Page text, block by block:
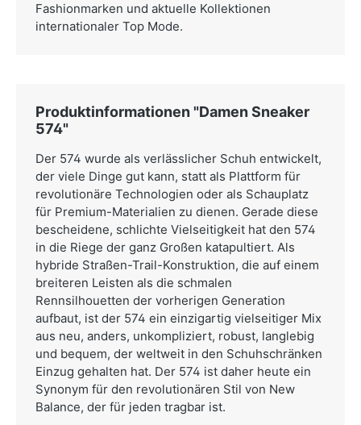
Fashionmarken und aktuelle Kollektionen
internationaler Top Mode.
Produktinformationen "Damen Sneaker
574"
Der 574 wurde als verlässlicher Schuh entwickelt,
der viele Dinge gut kann, statt als Plattform für
revolutionäre Technologien oder als Schauplatz
für Premium-Materialien zu dienen. Gerade diese
bescheidene, schlichte Vielseitigkeit hat den 574
in die Riege der ganz Großen katapultiert. Als
hybride Straßen-Trail-Konstruktion, die auf einem
breiteren Leisten als die schmalen
Rennsilhouetten der vorherigen Generation
aufbaut, ist der 574 ein einzigartig vielseitiger Mix
aus neu, anders, unkompliziert, robust, langlebig
und bequem, der weltweit in den Schuhschränken
Einzug gehalten hat. Der 574 ist daher heute ein
Synonym für den revolutionären Stil von New
Balance, der für jeden tragbar ist.